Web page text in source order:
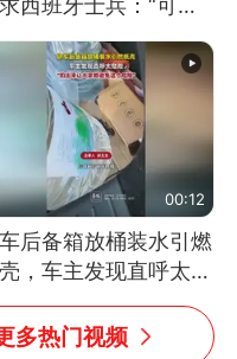
西班牙士兵：“可不
以不要把我遣返回国”
00:12
后备箱放桶装水引燃
，车主发现直呼太危
“拍出来让大家都避
个危险”
多热门视频